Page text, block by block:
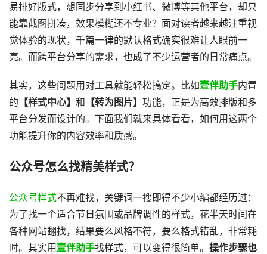
易排好版式，想同步分享到小红书、微博等其他平台，却只
能靠截图拼凑，效果模糊还不专业？面对读者越来越注重视
觉体验的现状，千篇一律的默认格式确实很难让人眼前一
亮。而跨平台分享的需求，也成了不少运营者的日常痛点。
其实，这些问题用对工具就能轻松搞定。比如​壹伴助手​内置
的 【样式中心】 和 【转为图片】 功能，正是为高效排版和多
平台分发而设计的。下面我们就来具体看看，如何用这两个
功能提升你的内容效率和质感。
公众号怎么找精美样式？
公众号样式不再难找，关键词一搜即得​​不少小编都经历过：
为了找一个适合节日氛围或品牌调性的样式，花半天时间在
各种网站翻找，结果要么风格不符，要么格式错乱，非常耗
时。其实用 壹伴助手找样式，可以变得很简单。​ ​操作步骤也